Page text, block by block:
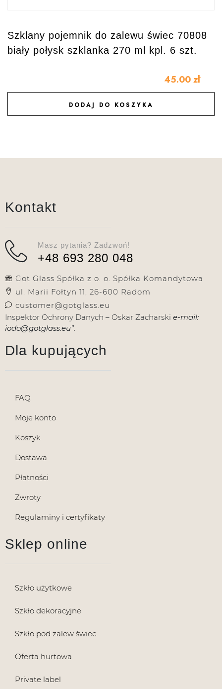
Szklany pojemnik do zalewu świec 70808
biały połysk szklanka 270 ml kpl. 6 szt.
45.00 zł
DODAJ DO KOSZYKA
DODAJ DO ULUBIONYCH
Kontakt
Masz pytania? Zadzwoń!
+48 693 280 048
Got Glass Spółka z o. o. Spółka Komandytowa
ul. Marii Fołtyn 11, 26-600 Radom
customer@gotglass.eu
Inspektor Ochrony Danych – Oskar Zacharski e-mail:
iodo@gotglass.eu”.
Dla kupujących
FAQ
Moje konto
Koszyk
Dostawa
Płatności
Zwroty
Regulaminy i certyfikaty
Sklep online
Szkło użytkowe
Szkło dekoracyjne
Szkło pod zalew świec
Oferta hurtowa
Private label